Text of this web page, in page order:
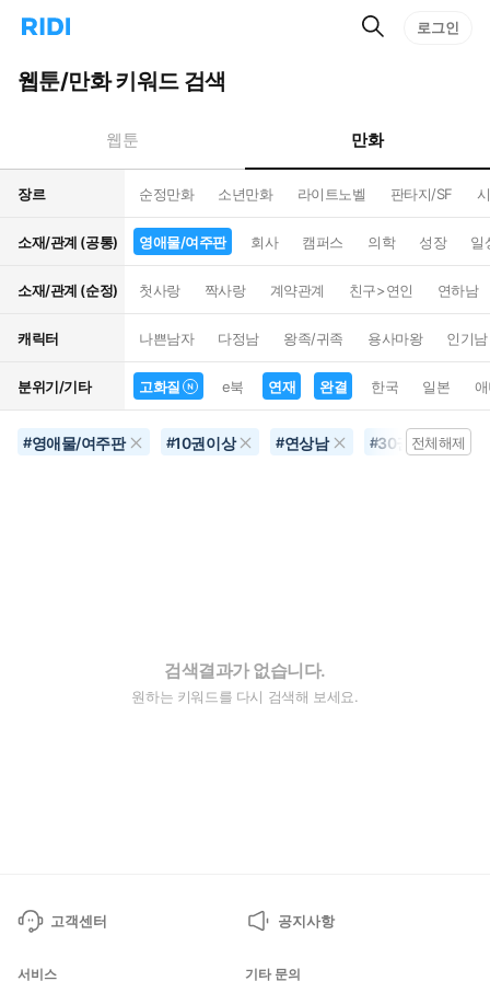
리
홈
으
턴
트
검
로그인
웹툰/만화 키워드 검색
웹툰 만화
장르 순정만화 소년만화 라이트노벨 판타지/SF
소재/관계 (공통) 영애물/여주판 회사 캠퍼스 의학 성장 일
소재/관계 (순정) 첫사랑 짝사랑 계약관계 친구>연인 연하남
캐릭터 나쁜남자 다정남 왕족/귀족 용사마왕 인기남
분위기/기타 고화질 e북 연재 완결 한국 일본
#영애물/여주판 #10권이상 #연상남 #30권이상
전체해제
검색결과가 없습니다.
원하는 키워드를 다시 검색해 보세요.
고객센터 공지사항
서비스 기타 문의